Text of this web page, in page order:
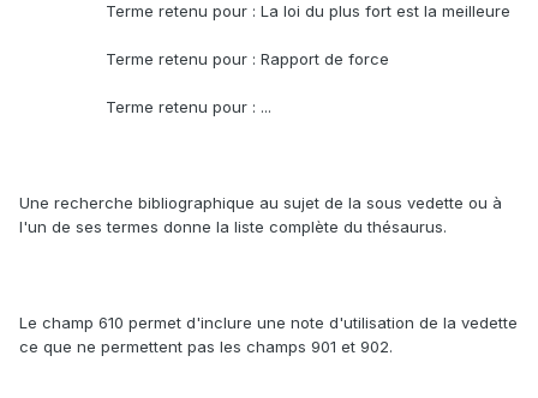
Terme retenu pour : La loi du plus fort est la meilleure
Terme retenu pour : Rapport de force
Terme retenu pour : ...
Une recherche bibliographique au sujet de la sous vedette ou à
l'un de ses termes donne la liste complète du thésaurus.
Le champ 610 permet d'inclure une note d'utilisation de la vedette
ce que ne permettent pas les champs 901 et 902.